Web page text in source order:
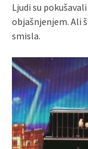
Ljudi su
objašnjenjem. Ali
smisla.